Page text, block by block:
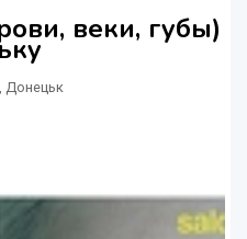
веки, губы)
Донецьк